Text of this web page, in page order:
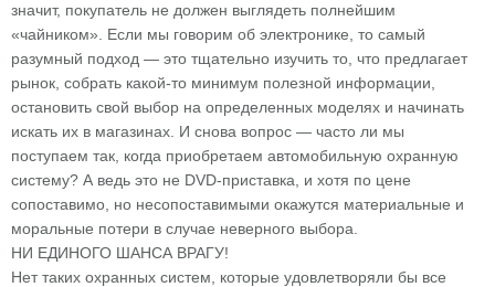
значит, покупатель не должен выглядеть полнейшим
«чайником». Если мы говорим об электронике, то самый
разумный подход — это тщательно изучить то, что предлагает
рынок, собрать какой-то минимум полезной информации,
остановить свой выбор на определенных моделях и начинать
искать их в магазинах. И снова вопрос — часто ли мы
поступаем так, когда приобретаем автомобильную охранную
систему? А ведь это не DVD-приставка, и хотя по цене
сопоставимо, но несопоставимыми окажутся материальные и
моральные потери в случае неверного выбора.
НИ ЕДИНОГО ШАНСА ВРАГУ!
Нет таких охранных систем, которые удовлетворяли бы все